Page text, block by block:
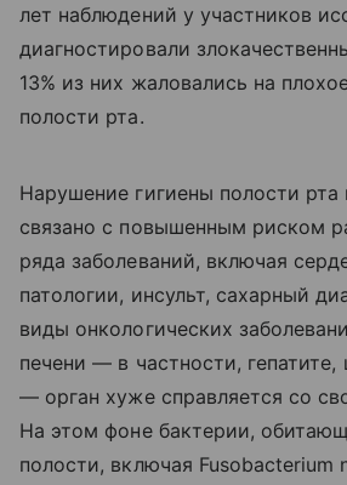
лет наблюдений у участников
диагностировали
13% из них жаловались на
полости рта.
Нарушение гигиены полости
связано с повышенным риском
ряда заболеваний, включая
патологии, инсульт, сахарный
виды онкологических
печени — в частности,
— орган хуже справляется со
На этом фоне бактерии,
полости, включая Fusobacterium